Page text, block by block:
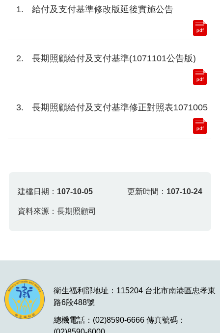
給付及支付基準修改版延後實施公告
pdf
長期照顧給付及支付基準(1071101公告版)
pdf
長期照顧給付及支付基準修正對照表1071005
pdf
建檔日期： 107-10-05 更新時間： 107-10-24
資料來源：長期照顧司
衛生福利部地址：115204 台北市南港區忠孝東
路6段488號
總機電話：(02)8590-6666 傳真號碼：